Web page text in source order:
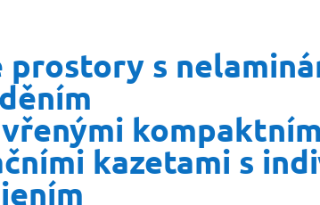
prostory s
kazetami s